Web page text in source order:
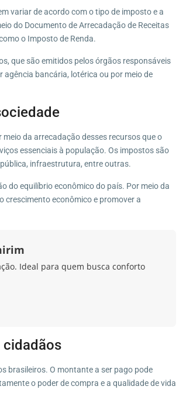
variar de acordo com o tipo de imposto e a
do Documento de Arrecadação de Receitas
o Imposto de Renda.
que são emitidos pelos órgãos responsáveis
bancária, lotérica ou por meio de
da arrecadação desses recursos que o
essenciais à população. Os impostos são
infraestrutura, entre outras.
do equilíbrio econômico do país. Por meio da
econômico e promover a
Ideal para quem busca conforto
cidadãos
brasileiros. O montante a ser pago pode
o poder de compra e a qualidade de vida